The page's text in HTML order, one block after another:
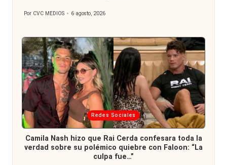
Publicado
Por CVC MEDIOS 6 agosto, 2026
Publicada
en
Redes Sociales
Camila Nash hizo que Rai Cerda confesara toda la
verdad sobre su polémico quiebre con Faloon: “La
culpa fue…”